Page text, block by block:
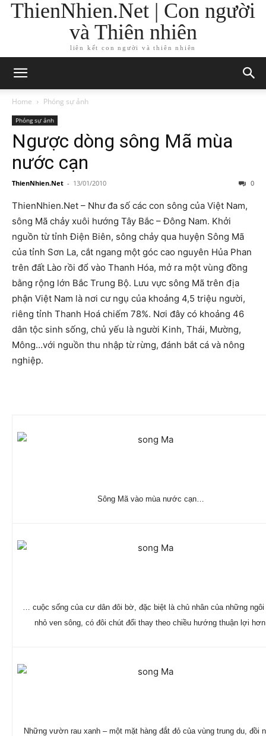
ThienNhien.Net | Con người
và Thiên nhiên
liên kết con người và thiên nhiên
Home Phóng sự ảnh
Phóng sự ảnh
Ngược dòng sông Mã mùa
nước cạn
ThienNhien.Net - 13/01/2010 0
ThienNhien.Net – Như đa số các con sông của Việt Nam,
sông Mã chảy xuôi hướng Tây Bắc – Đông Nam. Khởi
nguồn từ tỉnh Điện Biên, sông chảy qua huyện Sông Mã
của tỉnh Sơn La, cắt ngang một góc cao nguyên Hủa Phan
trên đất Lào rồi đổ vào Thanh Hóa, mở ra một vùng đồng
bằng rộng lớn Bắc Trung Bộ. Lưu vực sông Mã trên địa
phận Việt Nam là nơi cư ngụ của khoảng 4,5 triệu người,
riêng tỉnh Thanh Hoá chiếm 78%. Nơi đây có khoảng 46
dân tộc sinh sống, chủ yếu là người Kinh, Thái, Mường,
Mông…với nguồn thu nhập từ rừng, đánh bắt cá và nông
nghiệp.
Sông Mã vào mùa nước cạn…
… cuộc sống của cư dân đôi bờ, đặc biệt là chủ nhân của những ngôi
nhỏ ven sông, có đôi chút đổi thay theo chiều hướng thuận lợi
Những vườn rau xanh – một mặt hàng đắt đỏ của vùng trung du, đồi